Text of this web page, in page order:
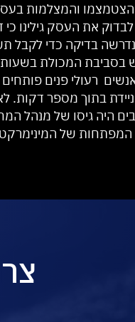
והמצלמות
את העסק גילינו
בדיקה כדי לקבל
רעולי פנים
בתוך מספר דקות.
היה גיסו של מנהל
של